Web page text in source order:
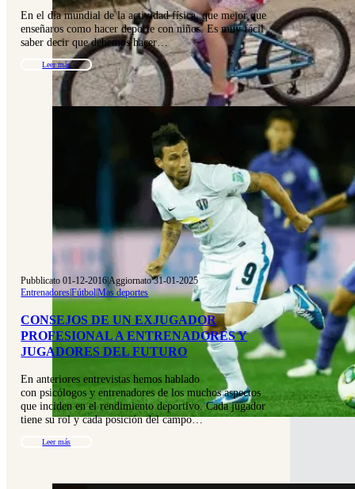
En el día mundial de la actividad física, que mejor que
enseñaros como hacer deporte con niños. Es muy fácil
saber decir que debemos hacer…
Leer más
Pubblicato 01-12-2016|Aggiornato 31-01-2025
Entrenadores|Fútbol|Mas deportes
CONSEJOS DE UN EXJUGADOR
PROFESIONAL A ENTRENADORES Y
JUGADORES DEL FUTURO
En anteriores entrevistas hemos hablado
con psicólogos y entrenadores de los muchos aspectos
que inciden en el rendimiento deportivo. Cada jugador
tiene su rol y cada posición del campo…
Leer más